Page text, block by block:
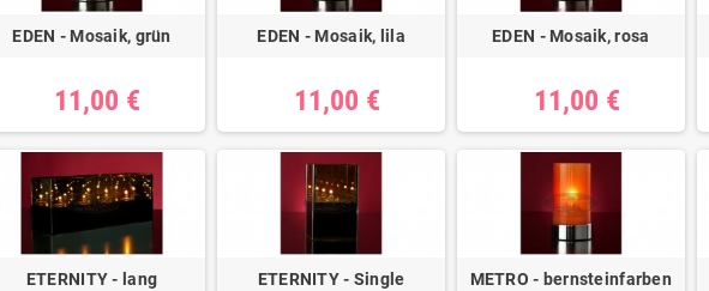
EDEN - Mosaik, grün
11,00 €
EDEN - Mosaik, lila
11,00 €
EDEN - Mosaik, rosa
11,00 €
ETERNITY - lang ETERNITY - Single METRO - bernsteinfarben